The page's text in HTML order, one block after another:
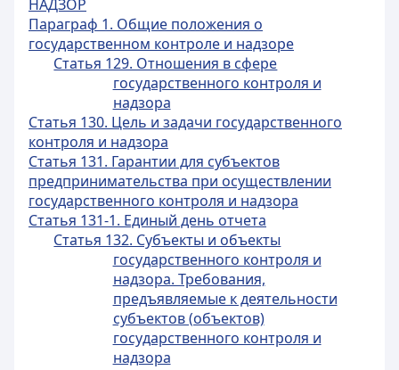
НАДЗОР
Параграф 1. Общие положения о
государственном контроле и надзоре
Статья 129. Отношения в сфере
государственного контроля и
надзора
Статья 130. Цель и задачи государственного
контроля и надзора
Статья 131. Гарантии для субъектов
предпринимательства при осуществлении
государственного контроля и надзора
Статья 131-1. Единый день отчета
Статья 132. Субъекты и объекты
государственного контроля и
надзора. Требования,
предъявляемые к деятельности
субъектов (объектов)
государственного контроля и
надзора